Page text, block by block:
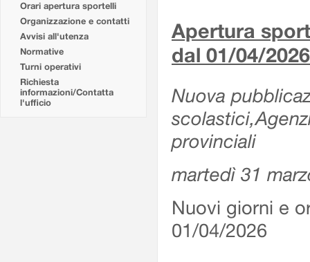
Orari apertura sportelli
Organizzazione e contatti
Avvisi all'utenza
Normative
Turni operativi
Richiesta
informazioni/Contatta
l'ufficio
Apertura
dal 01/04/2026
Nuova
provinciali
martedì 31
Nuovi giorni e
01/04/2026